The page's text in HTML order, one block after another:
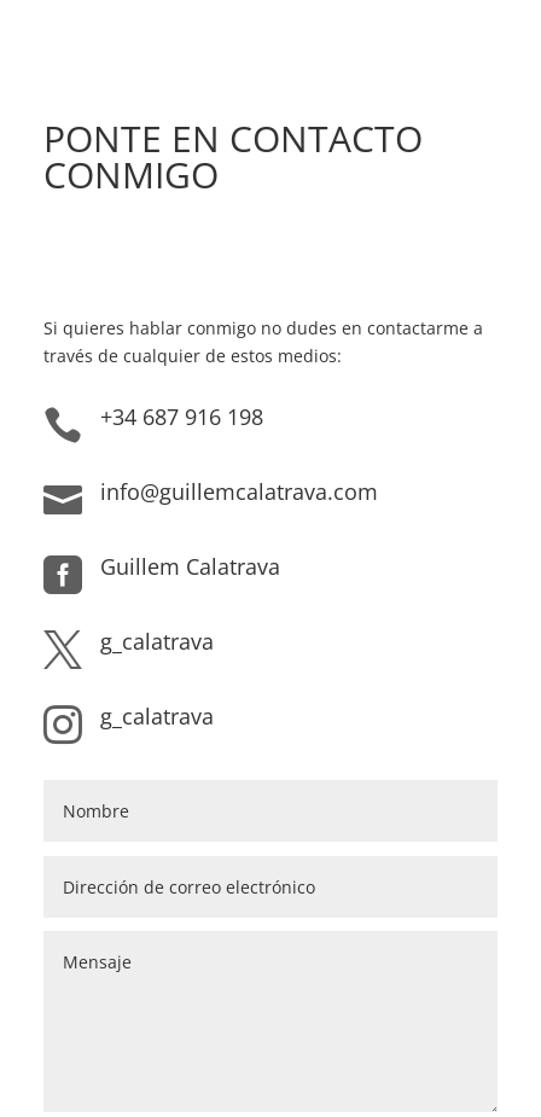
PONTE EN CONTACTO
CONMIGO
Si quieres hablar conmigo no dudes en contactarme a
través de cualquier de estos medios:
 +34 687 916 198
 info@guillemcalatrava.com
 Guillem Calatrava
 g_calatrava
 g_calatrava